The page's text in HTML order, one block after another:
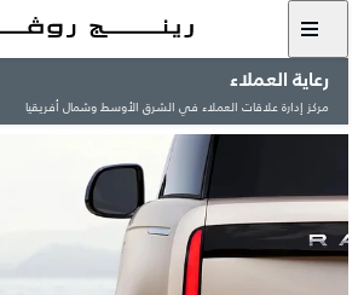
رعاية العملاء
مركز إدارة علاقات العملاء في الشرق الأوسط وشمال أفريقيا